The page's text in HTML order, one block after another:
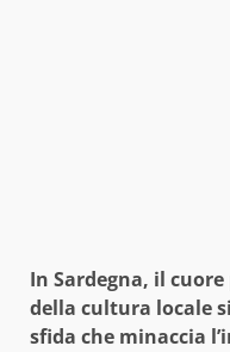
In Sardegna, il
della cultura locale
sfida che minaccia